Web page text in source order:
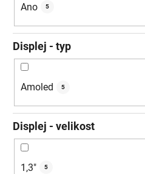
Ano 5
Displej - typ
Amoled 5
Displej - velikost
1,3" 5